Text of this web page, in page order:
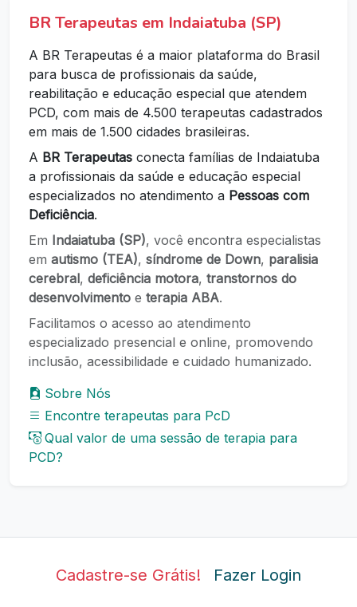
BR Terapeutas em Indaiatuba (SP)
A BR Terapeutas é a maior plataforma do Brasil
para busca de profissionais da saúde,
reabilitação e educação especial que atendem
PCD, com mais de 4.500 terapeutas cadastrados
em mais de 1.500 cidades brasileiras.
A BR Terapeutas conecta famílias de Indaiatuba
a profissionais da saúde e educação especial
especializados no atendimento a Pessoas com
Deficiência.
Em Indaiatuba (SP), você encontra especialistas
em autismo (TEA), síndrome de Down, paralisia
cerebral, deficiência motora, transtornos do
desenvolvimento e terapia ABA.
Facilitamos o acesso ao atendimento
especializado presencial e online, promovendo
inclusão, acessibilidade e cuidado humanizado.
Sobre Nós
Encontre terapeutas para PcD
Qual valor de uma sessão de terapia para
PCD?
Cadastre-se Grátis! Fazer Login